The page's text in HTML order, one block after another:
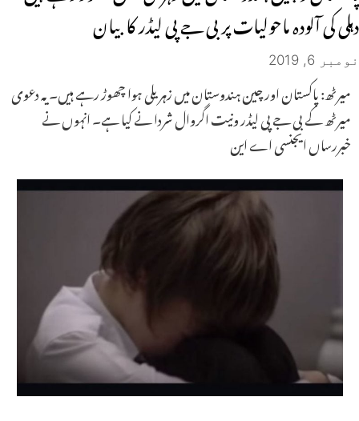
دہلی کی آلودہ ماحولیات پر بی جے پی لیڈر کا بیان
نومبر 6, 2019
میرٹھ: پاکستان اور چین ہندوستان میں زہریلی ہوا چھوڑ رہے ہیں۔یہ دعوی
میرٹھ کے بی جے پی لیڈر ونیت اگروال شردا نے کیا ہے۔ انہوں نے
خبررساں ایجنسی اے این